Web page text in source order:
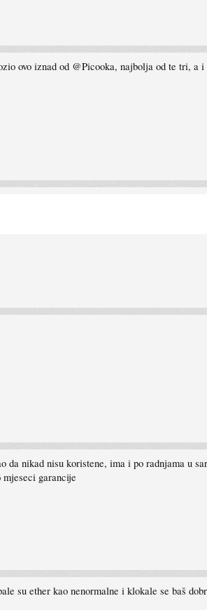
ovo iznad od @Picooka, najbolja od te tri, a i
da nikad nisu koristene, ima i po radnjama u
garancije
su ether kao nenormalne i klokale se baš